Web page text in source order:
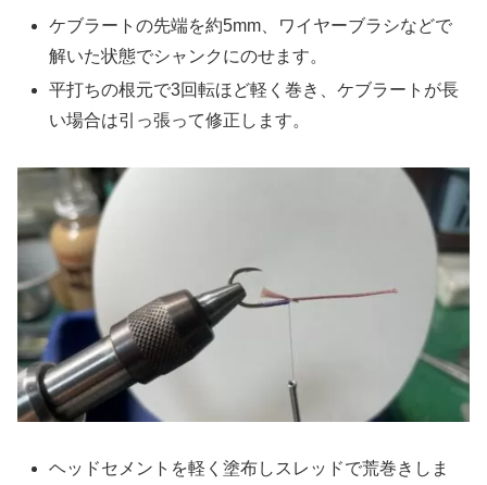
ケブラートの先端を約5mm、ワイヤーブラシなどで
解いた状態でシャンクにのせます。
平打ちの根元で3回転ほど軽く巻き、ケブラートが長
い場合は引っ張って修正します。
ヘッドセメントを軽く塗布しスレッドで荒巻きしま